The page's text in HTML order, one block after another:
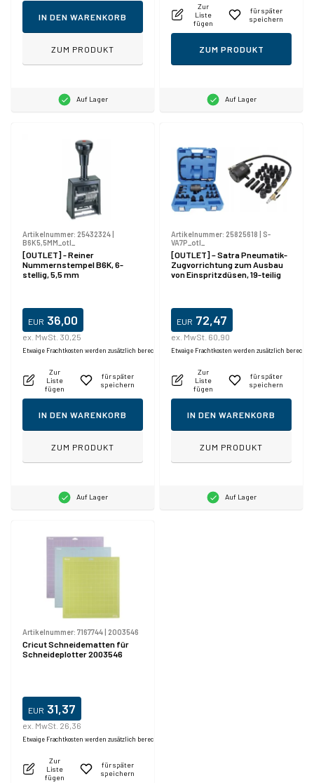
IN DEN WARENKORB
ZUM PRODUKT
Auf Lager
Zur
Liste
fügen
für später
speichern
ZUM PRODUKT
Auf Lager
Artikelnummer: 25432324|
B6K5,5MM_otl_
[OUTLET] - Reiner
Nummernstempel B6K, 6-
stellig, 5,5 mm
EUR 36,00
ex. MwSt. 30,25
Etwaige Frachtkosten werden zusätzlich berechnet.
Zur
Liste
fügen
für später
speichern
IN DEN WARENKORB
ZUM PRODUKT
Auf Lager
Artikelnummer: 25825618 | S-
VA7P_otl_
[OUTLET] – Satra Pneumatik-
Zugvorrichtung zum Ausbau
von Einspritzdüsen, 19-teilig
EUR 72,47
ex. MwSt. 60,90
Etwaige Frachtkosten werden zusätzlich
Zur
Liste
fügen
für später
speichern
IN DEN WARENKORB
ZUM PRODUKT
Auf Lager
Artikelnummer: 7167744| 2003546
Cricut Schneidematten für
Schneideplotter 2003546
EUR 31,37
ex. MwSt. 26,36
Etwaige Frachtkosten werden zusätzlich berechnet.
Zur
Liste
fügen
für später
speichern